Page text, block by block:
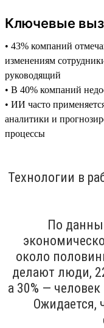
Ключевые
• 43% компаний
изменениям
руководящий
• В 40% компаний
• ИИ часто
аналитики и
процессы
Технологии в
По
около
делают люди,
а 30% —
Ожидается,